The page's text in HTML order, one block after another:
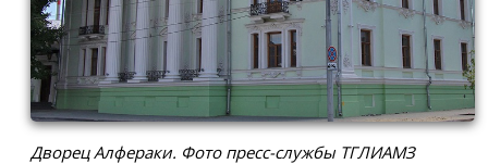
Дворец Алфераки. Фото пресс-службы ТГЛИАМЗ